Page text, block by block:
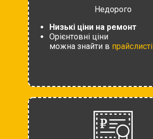
Недорого
Низькі ціни на ремонт
Орієнтовні ціни
можна знайти в прайслисті